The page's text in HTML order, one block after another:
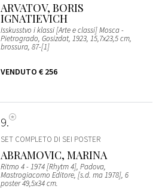
ARVATOV, BORIS
IGNATIEVICH
Isskusstvo i klassi [Arte e classi] Mosca -
Pietrogrado, Gosizdat, 1923, 15,7x23,5 cm,
brossura, 87-[1]
VENDUTO € 256
9
SET COMPLETO DI SEI POSTER
ABRAMOVIC, MARINA
Ritmo 4 - 1974 [Rhytm 4], Padova,
Mastrogiacomo Editore, [s.d. ma 1978], 6
poster 49,5x34 cm.